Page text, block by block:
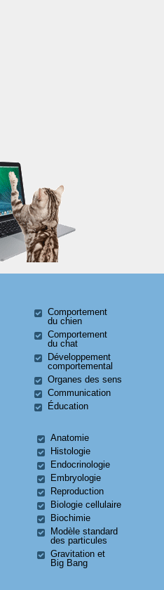
Comportement
du chien
Comportement
du chat
Développement
comportemental
Organes des sens
Communication
Éducation
Anatomie
Histologie
Endocrinologie
Embryologie
Reproduction
Biologie cellulaire
Biochimie
Modèle standard
des particules
Gravitation et
Big Bang